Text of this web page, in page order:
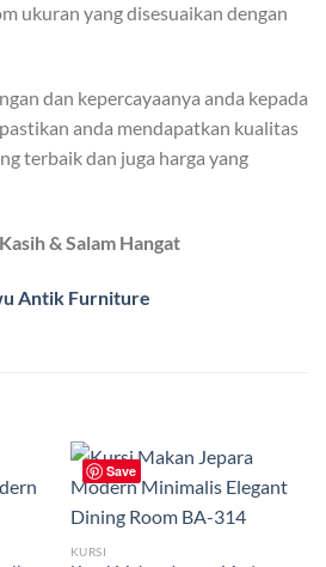
ukuran yang disesuaikan dengan
dan kepercayaanya anda kepada
anda mendapatkan kualitas
terbaik dan juga harga yang
& Salam Hangat
Antik Furniture
Save
KURSI